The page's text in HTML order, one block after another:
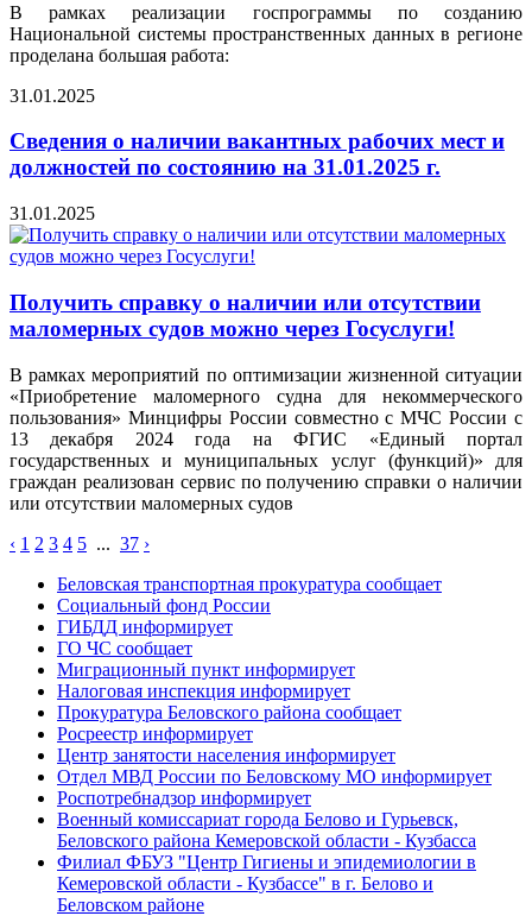
В рамках реализации госпрограммы по созданию
Национальной системы пространственных данных в регионе
проделана большая работа:
31.01.2025
Сведения о наличии вакантных рабочих мест и
должностей по состоянию на 31.01.2025 г.
31.01.2025
Получить справку о наличии или отсутствии
маломерных судов можно через Госуслуги!
В рамках мероприятий по оптимизации жизненной ситуации
«Приобретение маломерного судна для некоммерческого
пользования» Минцифры России совместно с МЧС России с
13 декабря 2024 года на ФГИС «Единый портал
государственных и муниципальных услуг (функций)» для
граждан реализован сервис по получению справки о наличии
или отсутствии маломерных судов
‹ 1 2 3 4 5 ... 37 ›
Беловская транспортная прокуратура сообщает
Социальный фонд России
ГИБДД информирует
ГО ЧС сообщает
Миграционный пункт информирует
Налоговая инспекция информирует
Прокуратура Беловского района сообщает
Росреестр информирует
Центр занятости населения информирует
Отдел МВД России по Беловскому МО информирует
Роспотребнадзор информирует
Военный комиссариат города Белово и Гурьевск,
Беловского района Кемеровской области - Кузбасса
Филиал ФБУЗ "Центр Гигиены и эпидемиологии в
Кемеровской области - Кузбассе" в г. Белово и
Беловском районе